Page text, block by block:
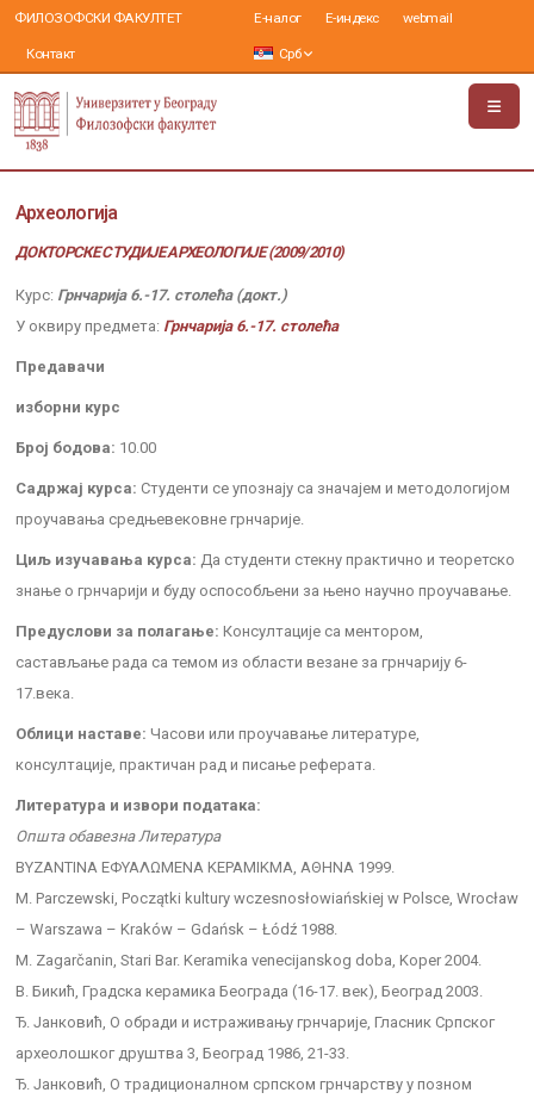
ФИЛОЗОФСКИ ФАКУЛТЕТ
Контакт
Е-налог Е-индекс webmail
Срб
Археологија
ДОКТОРСКЕ СТУДИЈЕ АРХЕОЛОГИЈЕ (2009/2010)
Курс: Грнчарија 6.-17. столећа (докт.)
У оквиру предмета: Грнчарија 6.-17. столећа
Предавачи
изборни курс
Број бодова: 10.00
Садржај курса: Студенти се упознају са значајем и методологијом
проучавања средњевековне грнчарије.
Циљ изучавања курса: Да студенти стекну практично и теоретско
знање о грнчарији и буду оспособљени за њено научно проучавање.
Предуслови за полагање: Консултације са ментором,
састављање рада са темом из области везане за грнчарију 6-
17.века.
Облици наставе: Часови или проучавање литературе,
консултације, практичан рад и писање реферата.
Литература и извори података:
Општа обавезна Литература
ΒΥΖΑΝΤΙΝΑ ΕΦΥΑΛΩΜΕΝΑ ΚΕΡΑΜΙΚΜΑ, ΑΘΗΝΑ 1999.
M. Parczewski, Początki kultury wczesnosłowiańskiej w Polsce, Wrocław
– Warszawa – Kraków – Gdańsk – Łódź 1988.
M. Zagarčanin, Stari Bar. Keramika venecijanskog doba, Koper 2004.
В. Бикић, Градска керамика Београда (16-17. век), Београд 2003.
Ђ. Јанковић, O oбрaди и истрaживaњу грнчaриje, Гласник Српског
археолошког друштва 3, Београд 1986, 21-33.
Ђ. Јанковић, О традиционалном српском грнчарству у позном